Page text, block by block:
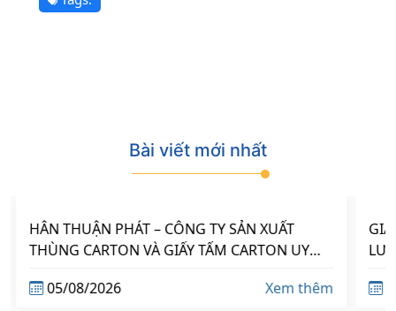
Bài viết mới nhất
HÂN THUẬN PHÁT – CÔNG TY SẢN XUẤT
THÙNG CARTON VÀ GIẤY TẤM CARTON UY
05/08/2026
Xem thêm